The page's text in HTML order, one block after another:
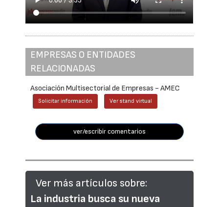
EMPRESAS O ENTIDADES
RELACIONADAS
Asociación Multisectorial de Empresas - AMEC
Solicitar información Ver stand virtual
ver/escribir comentarios
Ver más artículos sobre:
La industria busca su nueva